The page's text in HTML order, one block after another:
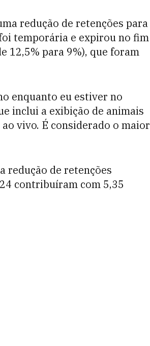
redução de retenções para
temporária e expirou no fim
12,5% para 9%), que foram
enquanto eu estiver no
inclui a exibição de animais
vivo. É considerado o maior
redução de retenções
contribuíram com 5,35